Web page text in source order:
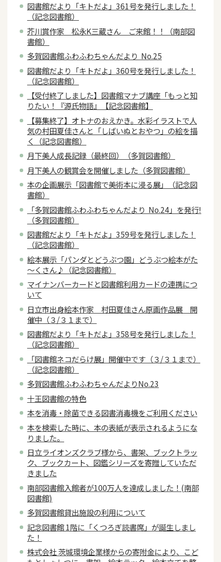
図書館だより「キトだよ」361号を発行しました！
（記念図書館）
芥川賞作家 松永K三蔵さん ご来館！！（南部図
書館）
多賀図書館ふわふわちゃんだより No.25
図書館だより「キトだよ」360号を発行しました！
（記念図書館）
【受付終了しました】図書館マナブ講座「もっと知
りたい！『源氏物語』【記念図書館】
【募集終了】オトナのおえかき。水彩イラストで人
気の村田夏佳さんと「しばいぬとおやつ」の絵を描
く（記念図書館）
月下美人成長記録（最終回）（多賀図書館）
月下美人の観賞会を開催しました（多賀図書館）
本の企画展示「図書館で美術本に浸る展」（記念図
書館）
「多賀図書館ふわふわちゃんだより No.24」を発行!
（多賀図書館）
図書館だより「キトだよ」359号を発行しました！
（記念図書館）
絵本展示「パンダとどうぶつ園」どうぶつ絵本がた
～くさん♪（記念図書館）
マイナンバーカードと図書館利用カードの連携につ
いて
日立市出身絵本作家 村田夏佳さん原画作品展 開
催中（３/３１まで）
図書館だより「キトだよ」358号を発行しました！
（記念図書館）
「図書館ネコだらけ展」開催中です（３/３１まで）
（記念図書館）
多賀図書館ふわふわちゃんだよりNo.23
十王図書館の特色
本を消毒・除菌できる図書消毒機をご利用ください
本を検索した時に、本の表紙が表示されるようにな
りました。
日立ライオンズクラブ様から、書架、ブックトラッ
ク、ブックカート、図鑑シリーズを寄贈していただ
きました
南部図書館入館者が100万人を達成しました！(南部
図書館)
多賀図書館貸出施設の利用について
記念図書館 1階に「くつろぎ読書席」が誕生しまし
た！
株式会社 茨城環境企業様からの寄附金により、こど